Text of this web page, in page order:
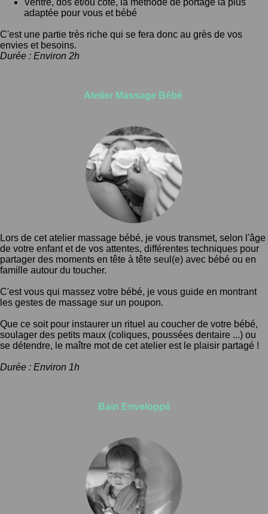
Ventre, dos et/ou côté, la méthode de portage la plus
adaptée pour vous et bébé
C'est une partie très riche qui se fera donc au grès de vos
envies et besoins.
Durée : Environ 2h
Atelier Massage Bébé
Lors de cet atelier massage bébé, je vous transmet, selon l'âge
de votre enfant et de vos attentes, différentes techniques pour
partager des moments en tête à tête seul(e) avec bébé ou en
famille autour du toucher.
C'est vous qui massez votre bébé, je vous guide en montrant
les gestes de massage sur un poupon.
Que ce soit pour instaurer un rituel au coucher de votre bébé,
soulager des petits maux (coliques, poussées dentaire ...) ou
se détendre, le maître mot de cet atelier est le plaisir partagé !
Durée : Environ 1h
Bain Enveloppé